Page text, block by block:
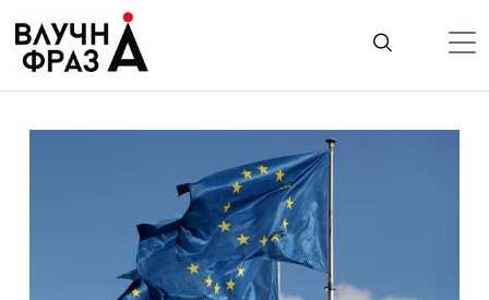
содержимому
Лайфстайл
ТехноНаука